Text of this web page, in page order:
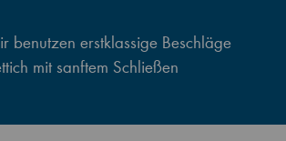
benutzen erstklassige Beschläge
mit sanftem Schließen